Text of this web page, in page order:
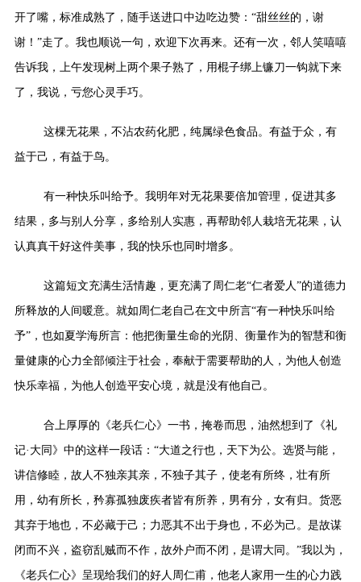
开了嘴，标准成熟了，随手送进口中边吃边赞：“甜丝丝的，谢
谢！”走了。我也顺说一句，欢迎下次再来。还有一次，邻人笑嘻嘻
告诉我，上午发现树上两个果子熟了，用棍子绑上镰刀一钩就下来
了，我说，亏您心灵手巧。
这棵无花果，不沾农药化肥，纯属绿色食品。有益于众，有
益于己，有益于鸟。
有一种快乐叫给予。我明年对无花果要倍加管理，促进其多
结果，多与别人分享，多给别人实惠，再帮助邻人栽培无花果，认
认真真干好这件美事，我的快乐也同时增多。
这篇短文充满生活情趣，更充满了周仁老“仁者爱人”的道德力
所释放的人间暖意。就如周仁老自己在文中所言“有一种快乐叫给
予”，也如夏学海所言：他把衡量生命的光阴、衡量作为的智慧和衡
量健康的心力全部倾注于社会，奉献于需要帮助的人，为他人创造
快乐幸福，为他人创造平安心境，就是没有他自己。
合上厚厚的《老兵仁心》一书，掩卷而思，油然想到了《礼
记·大同》中的这样一段话：“大道之行也，天下为公。选贤与能，
讲信修睦，故人不独亲其亲，不独子其子，使老有所终，壮有所
用，幼有所长，矜寡孤独废疾者皆有所养，男有分，女有归。货恶
其弃于地也，不必藏于己；力恶其不出于身也，不必为己。是故谋
闭而不兴，盗窃乱贼而不作，故外户而不闭，是谓大同。”我以为，
《老兵仁心》呈现给我们的好人周仁甫，他老人家用一生的心力践